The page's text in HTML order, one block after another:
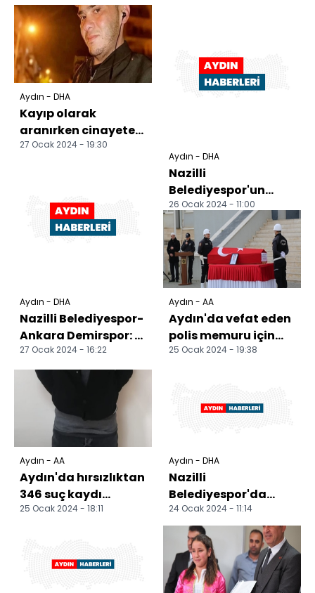
Aydın - DHA
Kayıp olarak
aranırken cinayete
kurban gittiği
27 Ocak 2024 - 19:30
Aydın - DHA
Nazilli Belediyespor-
Ankara Demirspor: 1-
0
27 Ocak 2024 - 16:22
Aydın - DHA
Nazilli
Belediyespor'un
konuğu Ankara
Demirspor
26 Ocak 2024 - 11:00
Aydın - AA
Aydın'da vefat eden
polis memuru için
tören düzenlendi
25 Ocak 2024 - 19:38
Aydın - AA
Aydın'da hırsızlıktan
346 suç kaydı
bulunan firari
25 Ocak 2024 - 18:11
Aydın - DHA
Nazilli
Belediyespor'da
eksik çok
24 Ocak 2024 - 11:14